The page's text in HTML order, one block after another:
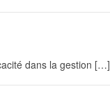
dans la gestion […]